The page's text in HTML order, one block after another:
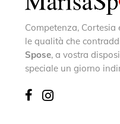
Competenza,
le qualità che
Spose, a vostra
speciale un giorno